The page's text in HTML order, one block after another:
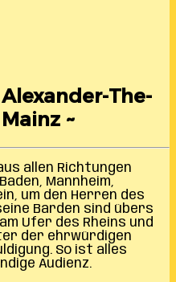
Alexander-The-
~
allen Richtungen
Mannheim,
um den Herren des
Barden sind übers
Ufer des Rheins und
der ehrwürdigen
So ist alles
Audienz.